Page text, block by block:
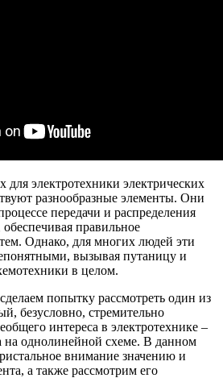
для электротехники электрических
разнообразные элементы. Они
передачи и распределения
правильное
Однако, для многих людей эти
вызывая путаницу и
в целом.
попытку рассмотреть один из
безусловно, стремительно
интереса в электротехнике –
на однолинейной схеме. В данном
внимание значению и
а также рассмотрим его